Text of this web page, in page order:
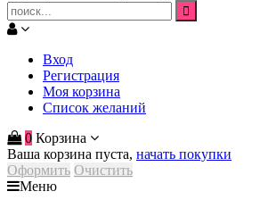
Вход
Регистрация
Моя корзина
Список желаний
0 Корзина
Ваша корзина пуста, начать покупки
Оформить Очистить
Меню